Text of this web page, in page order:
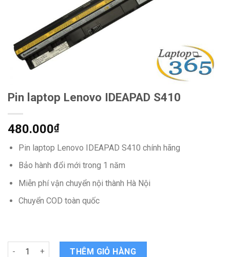
Pin laptop Lenovo IDEAPAD S410
480.000₫
Pin laptop Lenovo IDEAPAD S410 chính hãng
Bảo hành đổi mới trong 1 năm
Miễn phí vận chuyển nội thành Hà Nội
Chuyển COD toàn quốc
Pin laptop Lenovo IDEAPAD S410 quantity
THÊM GIỎ HÀNG